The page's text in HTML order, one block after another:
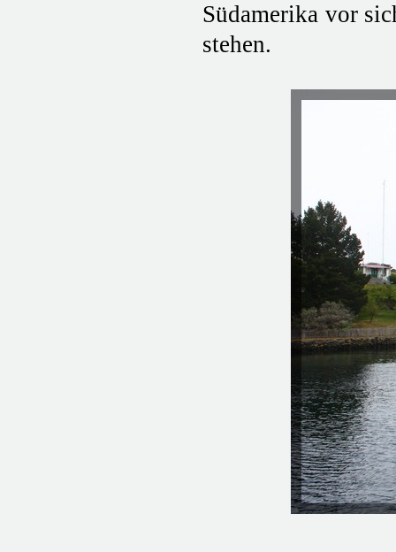
Südamerika vor
stehen.